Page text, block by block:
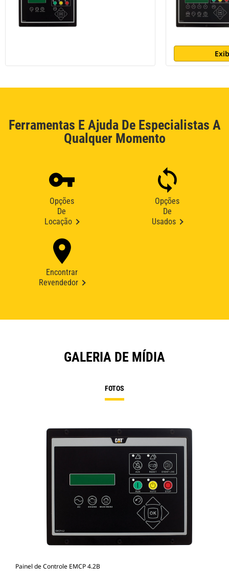
Ferramentas E Ajuda De Especialistas A
Qualquer Momento
Opções
De
Locação
Opções
De
Usados
Encontrar
Revendedor
GALERIA DE MÍDIA
FOTOS
Painel de Controle EMCP 4.2B